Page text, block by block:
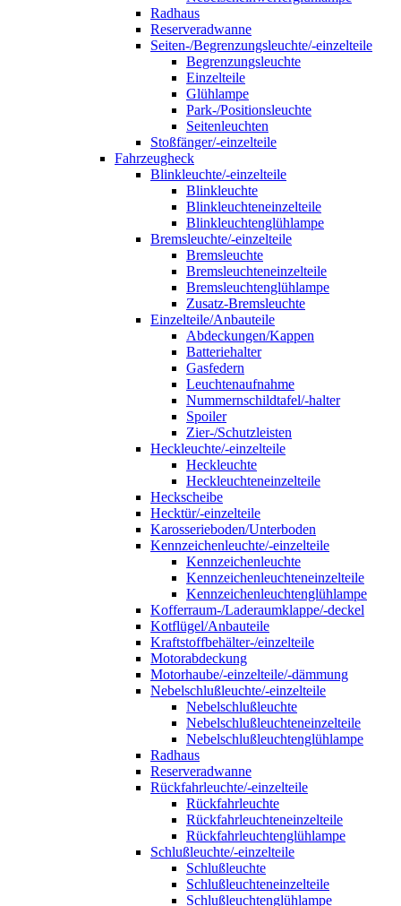
Radhaus
Reserveradwanne
Seiten-/Begrenzungsleuchte/-einzelteile
Begrenzungsleuchte
Einzelteile
Glühlampe
Park-/Positionsleuchte
Seitenleuchten
Stoßfänger/-einzelteile
Fahrzeugheck
Blinkleuchte/-einzelteile
Blinkleuchte
Blinkleuchteneinzelteile
Blinkleuchtenglühlampe
Bremsleuchte/-einzelteile
Bremsleuchte
Bremsleuchteneinzelteile
Bremsleuchtenglühlampe
Zusatz-Bremsleuchte
Einzelteile/Anbauteile
Abdeckungen/Kappen
Batteriehalter
Gasfedern
Leuchtenaufnahme
Nummernschildtafel/-halter
Spoiler
Zier-/Schutzleisten
Heckleuchte/-einzelteile
Heckleuchte
Heckleuchteneinzelteile
Heckscheibe
Hecktür/-einzelteile
Karosserieboden/Unterboden
Kennzeichenleuchte/-einzelteile
Kennzeichenleuchte
Kennzeichenleuchteneinzelteile
Kennzeichenleuchtenglühlampe
Kofferraum-/Laderaumklappe/-deckel
Kotflügel/Anbauteile
Kraftstoffbehälter-/einzelteile
Motorabdeckung
Motorhaube/-einzelteile/-dämmung
Nebelschlußleuchte/-einzelteile
Nebelschlußleuchte
Nebelschlußleuchteneinzelteile
Nebelschlußleuchtenglühlampe
Radhaus
Reserveradwanne
Rückfahrleuchte/-einzelteile
Rückfahrleuchte
Rückfahrleuchteneinzelteile
Rückfahrleuchtenglühlampe
Schlußleuchte/-einzelteile
Schlußleuchte
Schlußleuchteneinzelteile
Schlußleuchtenglühlampe